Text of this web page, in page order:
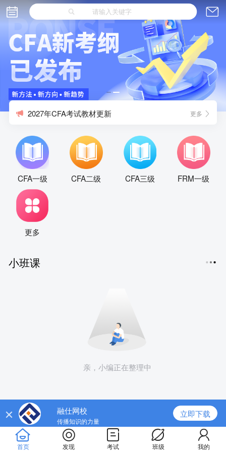
首页 发现 考试 班级 我的
如何成为CFA持证人？
CFA考试当天护照信息过期或需更改该怎么办？
2027年CFA考试教材更新
如何成为CFA持证人？
更多
CFA一级 CFA二级 CFA三级 FRM一级
更多
小班课
亲，小编正在整理中
热门直播
融仕网校
传播知识的力量
立即下载